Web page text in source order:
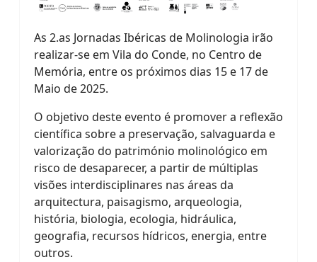
As 2.as Jornadas Ibéricas de Molinologia irão
realizar-se em Vila do Conde, no Centro de
Memória, entre os próximos dias 15 e 17 de
Maio de 2025.
​O objetivo deste evento é promover a reflexão
científica sobre a preservação, salvaguarda e
valorização do património molinológico em
risco de desaparecer, a partir de múltiplas
visões interdisciplinares nas áreas da
arquitectura, paisagismo, arqueologia,
história, biologia, ecologia, hidráulica,
geografia, recursos hídricos, energia, entre
outros.